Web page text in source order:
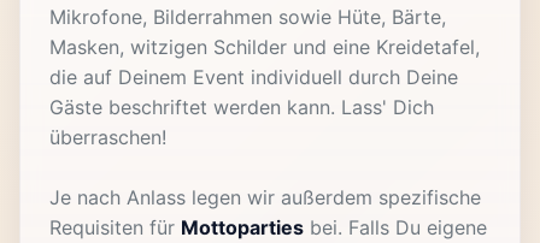
Mikrofone, Bilderrahmen sowie Hüte, Bärte,
Masken, witzigen Schilder und eine Kreidetafel,
die auf Deinem Event individuell durch Deine
Gäste beschriftet werden kann. Lass' Dich
überraschen!
Je nach Anlass legen wir außerdem spezifische
Requisiten für Mottoparties bei. Falls Du eigene